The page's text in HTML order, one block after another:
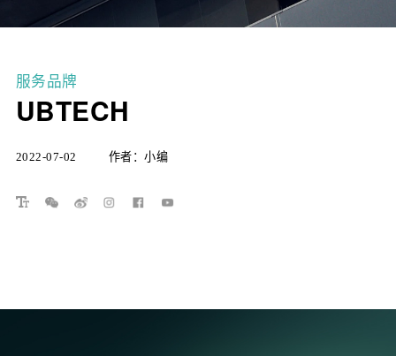
文化
联系
顾问
服务品牌
UBTECH
2022-07-02 作者：小编